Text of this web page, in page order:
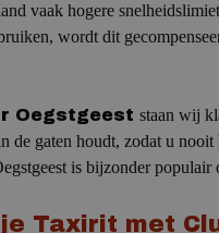
vaak hogere
wordt dit
Oegstgeest staan wij
gaten houdt, zodat u nooit
is bijzonder
Taxirit met